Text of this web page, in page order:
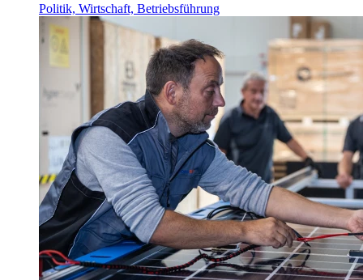
Politik, Wirtschaft, Betriebsführung